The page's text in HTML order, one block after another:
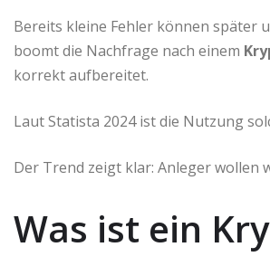
Bereits kleine Fehler können später
boomt die Nachfrage nach einem
korrekt aufbereitet.
Laut Statista 2024 ist die Nutzung
Der Trend zeigt klar: Anleger wollen
Was ist ein